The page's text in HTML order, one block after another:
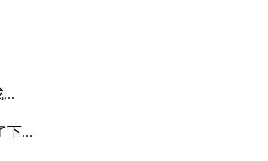
下...